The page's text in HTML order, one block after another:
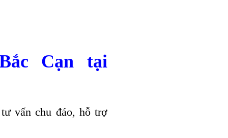
Cạn tại
vấn chu đáo, hỗ trợ